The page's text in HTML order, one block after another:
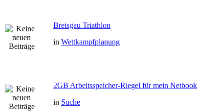
Breisgau Triathlon
in Wettkampfplanung
2GB Arbeitsspeicher-Riegel für mein Netbook
in Suche